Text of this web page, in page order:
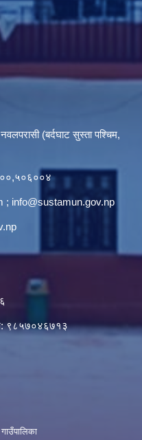
(बर्दघाट सुस्ता पश्चिम,
; info@sustamun.gov.np
न‌‍: ९८५७०४६७१३